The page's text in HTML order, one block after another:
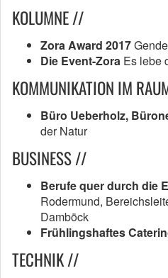
KOLUMNE //
Zora Award 2017
Die Event-Zora Es lebe
KOMMUNIKATION IM
Büro Ueberholz,
der Natur
BUSINESS //
Berufe quer durch die
Rodermund,
Damböck
Frühlingshaftes
TECHNIK //